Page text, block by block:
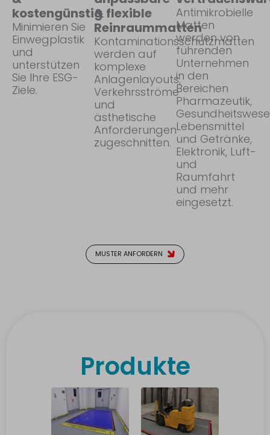
kostengünstig
Minimieren Sie
Einwegplastik
und
unterstützen
Sie Ihre ESG-
Ziele.
& flexible
Reinraummatten
Kontaminationsschutzmatten
werden auf
komplexe
Anlagenlayouts,
Verkehrsströme
und
ästhetische
Anforderungen
zugeschnitten.
Antimikrobielle
Matten
werden von
führenden
Unternehmen
in den
Bereichen
Pharmazeutik,
Lebensmittel
und Getränke,
Elektronik, Luft-
und
Raumfahrt
und mehr
eingesetzt.
MUSTER ANFORDERN
Produkte